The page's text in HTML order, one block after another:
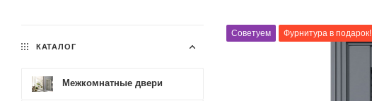
Советуем Фурнитура в подарок!
КАТАЛОГ
Межкомнатные двери